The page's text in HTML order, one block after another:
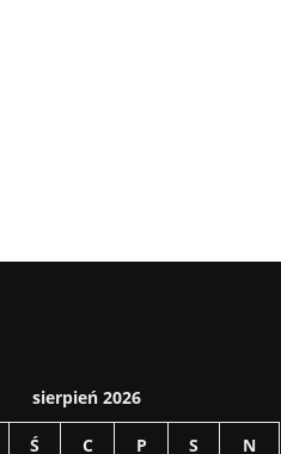
sierpień 2026
Ś C P S N